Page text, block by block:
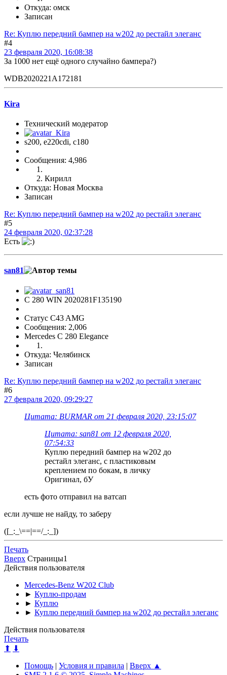
Откуда: омск
Записан
Re: Куплю передний бампер на w202 до рестайл элеганс
#4
23 февраля 2020, 16:08:38
За 1000 нет ещё одного случайно бампера?)
WDB2020221A172181
Kira
Технический модератор
s200, е220cdi, с180
Сообщения: 4,986
Кирилл
Откуда: Новая Москва
Записан
Re: Куплю передний бампер на w202 до рестайл элеганс
#5
24 февраля 2020, 02:37:28
Есть
san81
С 280 WIN 2020281F135190
Статус C43 AMG
Сообщения: 2,006
Mercedes C 280 Elegance
Откуда: Челябинск
Записан
Re: Куплю передний бампер на w202 до рестайл элеганс
#6
27 февраля 2020, 09:29:27
Цитата: BURMAR от 21 февраля 2020, 23:15:07
Цитата: san81 от 12 февраля 2020,
07:54:33
Куплю передний бампер на w202 до
рестайл элеганс, с пластиковым
креплением по бокам, в личку
Оригинал, бУ
есть фото отправил на ватсап
если лучше не найду, то заберу
([_:_\==|==/_:_])
Печать
Вверх Страницы1
Действия пользователя
Mercedes-Benz W202 Club
► Куплю-продам
► Куплю
► Куплю передний бампер на w202 до рестайл элеганс
Действия пользователя
Печать
⬆ ⬇
Помощь | Условия и правила | Вверх ▲